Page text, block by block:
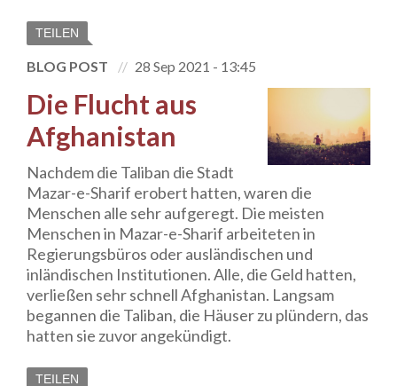
TEILEN
BLOG POST 28 Sep 2021 - 13:45
Die Flucht aus
Afghanistan
Nachdem die Taliban die Stadt
Mazar-e-Sharif erobert hatten, waren die
Menschen alle sehr aufgeregt. Die meisten
Menschen in Mazar-e-Sharif arbeiteten in
Regierungsbüros oder ausländischen und
inländischen Institutionen. Alle, die Geld hatten,
verließen sehr schnell Afghanistan. Langsam
begannen die Taliban, die Häuser zu plündern, das
hatten sie zuvor angekündigt.
TEILEN